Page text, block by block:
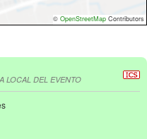
© OpenStreetMap Contributors
LOCAL DEL EVENTO